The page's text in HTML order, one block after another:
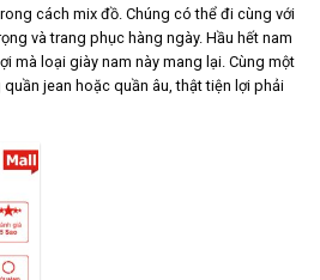
cách mix đồ. Chúng có thể đi cùng với
và trang phục hàng ngày. Hầu hết nam
mà loại giày nam này mang lại. Cùng một
jean hoặc quần âu, thật tiện lợi phải